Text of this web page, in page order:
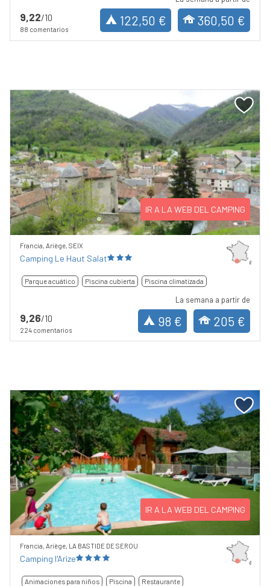
9,22/10
88 comentarios
122,50 € 360,50 €
Previous Next
IR A LA WEB DEL CAMPING
Francia, Ariège, SEIX
Camping Le Haut Salat
Parque acuático Piscina cubierta Piscina climatizada
9,26/10
224 comentarios
La semana a partir de
98 € 205 €
Previous Next
IR A LA WEB DEL CAMPING
Francia, Ariège, LA BASTIDE DE SEROU
Camping l'Arize
Animaciones para niños Piscina Restaurante